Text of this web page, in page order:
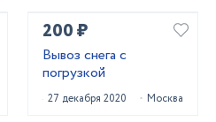
200 ₽
Вывоз снега с
погрузкой
27 декабря 2020 Москва